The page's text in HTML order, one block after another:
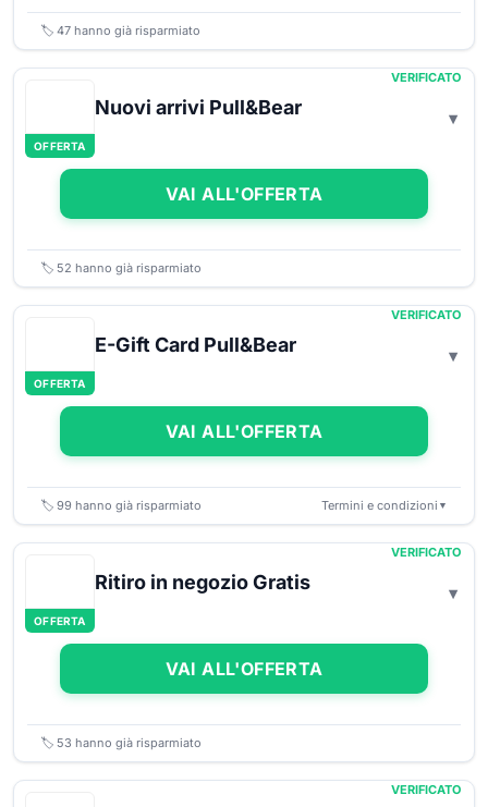
🏷️ 47 hanno già risparmiato
OFFERTA
VERIFICATO
Nuovi arrivi Pull&Bear
VAI ALL'OFFERTA
🏷️ 52 hanno già risparmiato
OFFERTA
VERIFICATO
E-Gift Card Pull&Bear
VAI ALL'OFFERTA
🏷️ 99 hanno già risparmiato Termini e condizioni ▼
OFFERTA
VERIFICATO
Ritiro in negozio Gratis
VAI ALL'OFFERTA
🏷️ 53 hanno già risparmiato
VERIFICATO